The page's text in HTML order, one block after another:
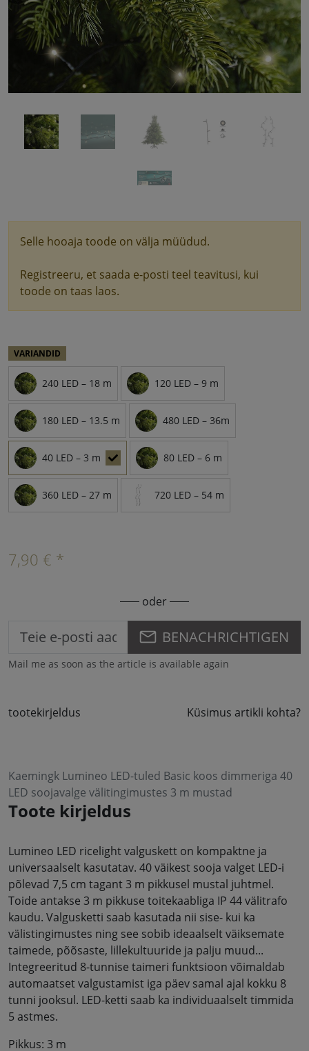
Selle hooaja toode on välja müüdud.
Registreeru, et saada e-posti teel teavitusi, kui
toode on taas laos.
VARIANDID
240 LED – 18 m 120 LED – 9 m
180 LED – 13.5 m 480 LED – 36m
40 LED – 3 m 80 LED – 6 m
360 LED – 27 m 720 LED – 54 m
7,90 € *
oder
BENACHRICHTIGEN
Mail me as soon as the article is available again
tootekirjeldus Küsimus artikli kohta?
Kaemingk Lumineo LED-tuled Basic koos dimmeriga 40
LED soojavalge välitingimustes 3 m mustad
Toote kirjeldus
Lumineo LED ricelight valguskett on kompaktne ja
universaalselt kasutatav. 40 väikest sooja valget LED-i
põlevad 7,5 cm tagant 3 m pikkusel mustal juhtmel.
Toide antakse 3 m pikkuse toitekaabliga IP 44 välitrafo
kaudu. Valgusketti saab kasutada nii sise- kui ka
välistingimustes ning see sobib ideaalselt väiksemate
taimede, põõsaste, lillekultuuride ja palju muud...
Integreeritud 8-tunnise taimeri funktsioon võimaldab
automaatset valgustamist iga päev samal ajal kokku 8
tunni jooksul. LED-ketti saab ka individuaalselt timmida
5 astmes.
Pikkus: 3 m